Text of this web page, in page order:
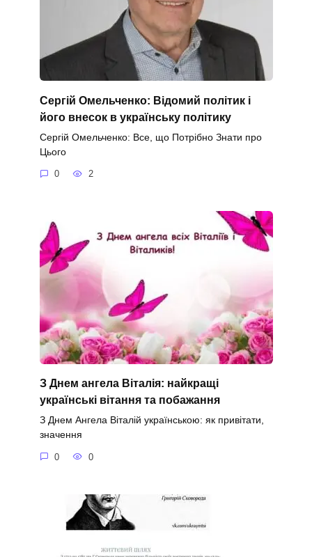
Сергій Омельченко: Відомий політик і
його внесок в українську політику
Сергій Омельченко: Все, що Потрібно Знати про
Цього
0 2
З Днем ангела Віталія: найкращі
українські вітання та побажання
З Днем Ангела Віталій українською: як привітати,
значення
0 0